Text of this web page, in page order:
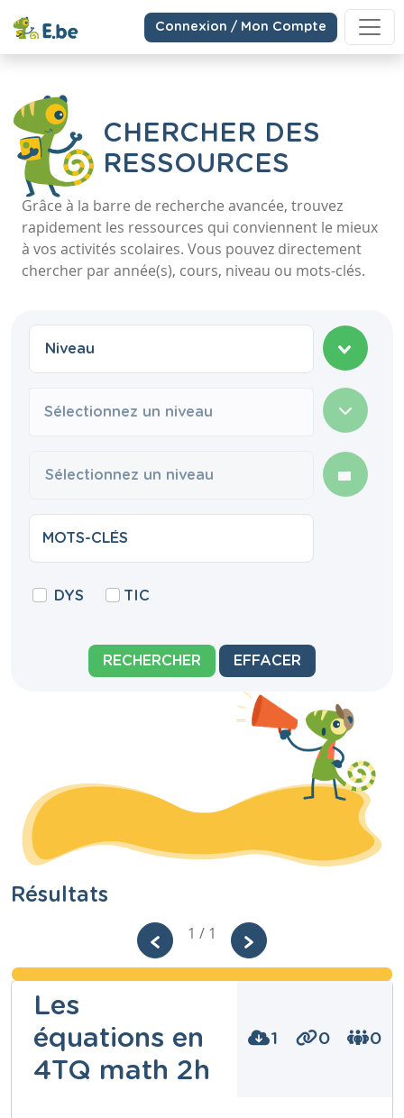
Connexion / Mon Compte
CHERCHER DES
RESSOURCES
Grâce à la barre de recherche avancée, trouvez
rapidement les ressources qui conviennent le mieux
à vos activités scolaires. Vous pouvez directement
chercher par année(s), cours, niveau ou mots-clés.
Sélectionnez un niveau
DYS TIC
RECHERCHER EFFACER
Résultats
1 / 1
Les
équations en
4TQ math 2h
1 0 0